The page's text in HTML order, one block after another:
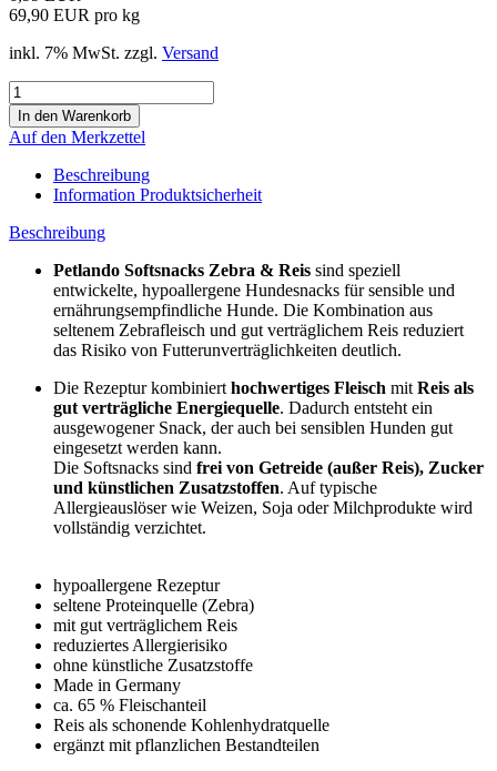
69,90 EUR pro kg
inkl. 7% MwSt. zzgl. Versand
Auf den Merkzettel
Beschreibung
Information Produktsicherheit
Beschreibung
Petlando Softsnacks Zebra & Reis sind speziell
entwickelte, hypoallergene Hundesnacks für sensible und
ernährungsempfindliche Hunde. Die Kombination aus
seltenem Zebrafleisch und gut verträglichem Reis reduziert
das Risiko von Futterunverträglichkeiten deutlich.
Die Rezeptur kombiniert hochwertiges Fleisch mit Reis als
gut verträgliche Energiequelle. Dadurch entsteht ein
ausgewogener Snack, der auch bei sensiblen Hunden gut
eingesetzt werden kann.
Die Softsnacks sind frei von Getreide (außer Reis), Zucker
und künstlichen Zusatzstoffen. Auf typische
Allergieauslöser wie Weizen, Soja oder Milchprodukte wird
vollständig verzichtet.
hypoallergene Rezeptur
seltene Proteinquelle (Zebra)
mit gut verträglichem Reis
reduziertes Allergierisiko
ohne künstliche Zusatzstoffe
Made in Germany
ca. 65 % Fleischanteil
Reis als schonende Kohlenhydratquelle
ergänzt mit pflanzlichen Bestandteilen